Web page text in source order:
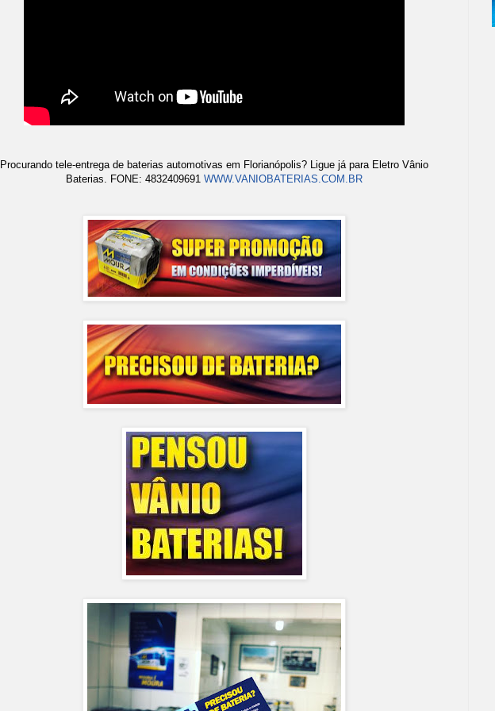
Procurando tele-entrega de baterias automotivas em Florianópolis? Ligue já para Eletro Vânio
Baterias. FONE: 4832409691 WWW.VANIOBATERIAS.COM.BR